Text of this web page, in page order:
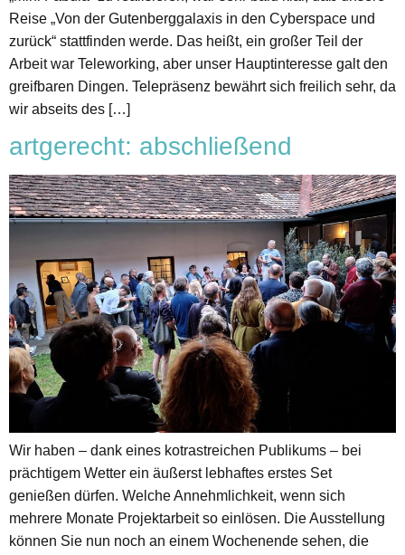
Reise „Von der Gutenberggalaxis in den Cyberspace und
zurück“ stattfinden werde. Das heißt, ein großer Teil der
Arbeit war Teleworking, aber unser Hauptinteresse galt den
greifbaren Dingen. Telepräsenz bewährt sich freilich sehr, da
wir abseits des […]
artgerecht: abschließend
Wir haben – dank eines kotrastreichen Publikums – bei
prächtigem Wetter ein äußerst lebhaftes erstes Set
genießen dürfen. Welche Annehmlichkeit, wenn sich
mehrere Monate Projektarbeit so einlösen. Die Ausstellung
können Sie nun noch an einem Wochenende sehen, die